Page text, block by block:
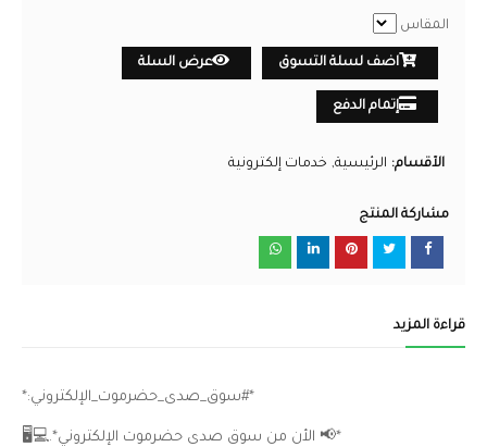
المقاس
اضف لسلة التسوق عرض السلة
إتمام الدفع
الأقسام: الرئيسية خدمات إلكترونية
مشاركة المنتج
قراءة المزيد
*#سوق_صدى_حضرموت_الإلكتروني:*
*📢 الأن من سوق صدى حضرموت الإلكتروني*.💻🖥️